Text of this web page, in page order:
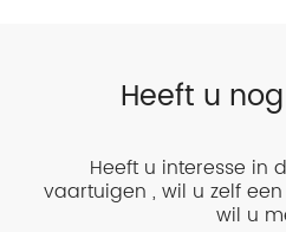
Heeft u
Heeft u interesse in
vaartuigen , wil u zelf
wil u